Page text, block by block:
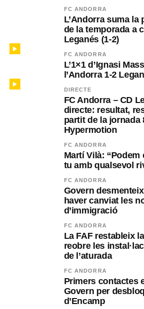
FC ANDORRA
L’Andorra suma la
de la temporada a
Leganés (1-2)
FC ANDORRA
L’1×1 d’Ignasi
l’Andorra 1-2
DIRECTE
FC Andorra – CD
directe: resultat,
partit de la jornada
Hypermotion
FC ANDORRA
Martí Vilà:
tu amb qualsevol
FC ANDORRA
Govern
haver canviat les
d’immigració
FC ANDORRA
La FAF restableix
reobre les
de l’aturada
FC ANDORRA
Primers contactes
Govern per
d’Encamp